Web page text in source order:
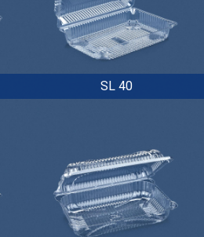
SL 40